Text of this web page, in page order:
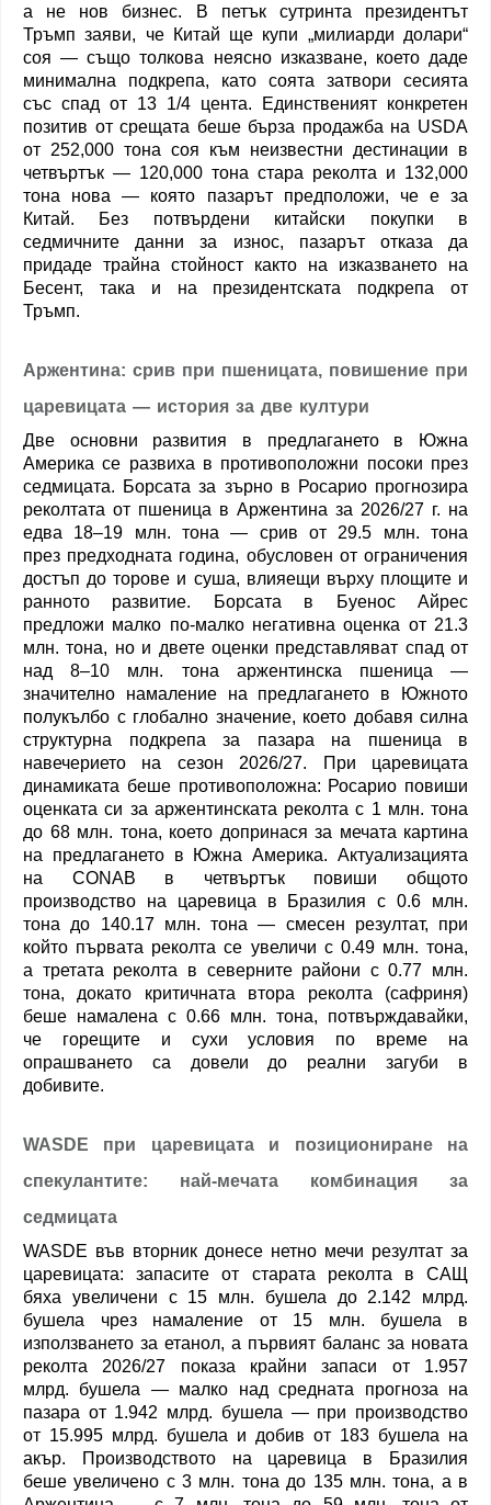
а не нов бизнес. В петък сутринта президентът
Тръмп заяви, че Китай ще купи „милиарди долари“
соя — също толкова неясно изказване, което даде
минимална подкрепа, като соята затвори сесията
със спад от 13 1/4 цента. Единственият конкретен
позитив от срещата беше бърза продажба на USDA
от 252,000 тона соя към неизвестни дестинации в
четвъртък — 120,000 тона стара реколта и 132,000
тона нова — която пазарът предположи, че е за
Китай. Без потвърдени китайски покупки в
седмичните данни за износ, пазарът отказа да
придаде трайна стойност както на изказването на
Бесент, така и на президентската подкрепа от
Тръмп.
Аржентина: срив при пшеницата, повишение при
царевицата — история за две култури
Две основни развития в предлагането в Южна
Америка се развиха в противоположни посоки през
седмицата. Борсата за зърно в Росарио прогнозира
реколтата от пшеница в Аржентина за 2026/27 г. на
едва 18–19 млн. тона — срив от 29.5 млн. тона
през предходната година, обусловен от ограничения
достъп до торове и суша, влияещи върху площите и
ранното развитие. Борсата в Буенос Айрес
предложи малко по-малко негативна оценка от 21.3
млн. тона, но и двете оценки представляват спад от
над 8–10 млн. тона аржентинска пшеница —
значително намаление на предлагането в Южното
полукълбо с глобално значение, което добавя силна
структурна подкрепа за пазара на пшеница в
навечерието на сезон 2026/27. При царевицата
динамиката беше противоположна: Росарио повиши
оценката си за аржентинската реколта с 1 млн. тона
до 68 млн. тона, което допринася за мечата картина
на предлагането в Южна Америка. Актуализацията
на CONAB в четвъртък повиши общото
производство на царевица в Бразилия с 0.6 млн.
тона до 140.17 млн. тона — смесен резултат, при
който първата реколта се увеличи с 0.49 млн. тона,
а третата реколта в северните райони с 0.77 млн.
тона, докато критичната втора реколта (сафриня)
беше намалена с 0.66 млн. тона, потвърждавайки,
че горещите и сухи условия по време на
опрашването са довели до реални загуби в
добивите.
WASDE при царевицата и позициониране на
спекулантите: най-мечата комбинация за
седмицата
WASDE във вторник донесе нетно мечи резултат за
царевицата: запасите от старата реколта в САЩ
бяха увеличени с 15 млн. бушела до 2.142 млрд.
бушела чрез намаление от 15 млн. бушела в
използването за етанол, а първият баланс за новата
реколта 2026/27 показа крайни запаси от 1.957
млрд. бушела — малко над средната прогноза на
пазара от 1.942 млрд. бушела — при производство
от 15.995 млрд. бушела и добив от 183 бушела на
акър. Производството на царевица в Бразилия
беше увеличено с 3 млн. тона до 135 млн. тона, а в